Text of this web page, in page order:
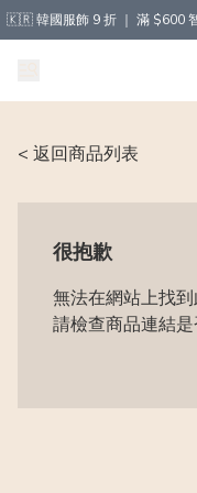
🇰🇷 韓國服飾 9 折 ｜ 滿 $600
< 返回商品列表
很抱歉
無法在網站上找到
請檢查商品連結是